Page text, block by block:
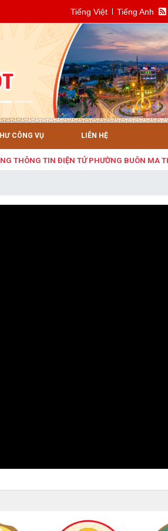
Tiếng Việt Tiếng Anh
CÔNG VỤ LIÊN HỆ
TIN ĐIỆN TỬ PHƯỜNG BUÔN MA THUỘT